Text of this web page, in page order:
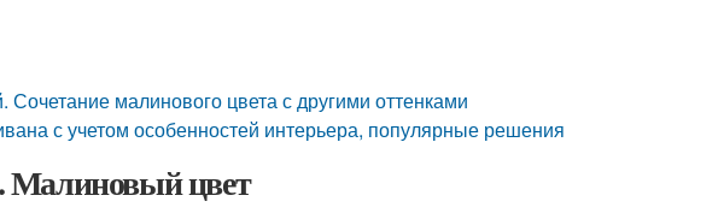
малинового цвета с другими оттенками
с учетом особенностей интерьера, популярные решения
Малиновый цвет